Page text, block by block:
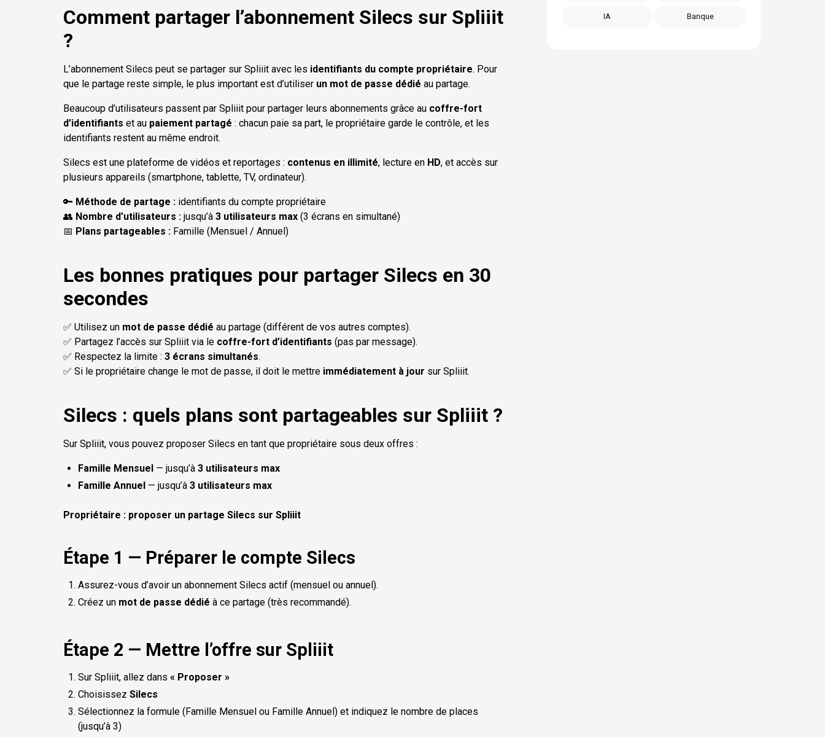
Comment partager l’abonnement Silecs sur Spliiit
?
L’abonnement Silecs peut se partager sur Spliiit avec les identifiants du compte propriétaire. Pour
que le partage reste simple, le plus important est d’utiliser un mot de passe dédié au partage.
Beaucoup d’utilisateurs passent par Spliiit pour partager leurs abonnements grâce au coffre-fort
d’identifiants et au paiement partagé : chacun paie sa part, le propriétaire garde le contrôle, et les
identifiants restent au même endroit.
Silecs est une plateforme de vidéos et reportages : contenus en illimité, lecture en HD, et accès sur
plusieurs appareils (smartphone, tablette, TV, ordinateur).
🔑 Méthode de partage : identifiants du compte propriétaire
👥 Nombre d’utilisateurs : jusqu’à 3 utilisateurs max (3 écrans en simultané)
📅 Plans partageables : Famille (Mensuel / Annuel)
Les bonnes pratiques pour partager Silecs en 30
secondes
✅ Utilisez un mot de passe dédié au partage (différent de vos autres comptes).
✅ Partagez l’accès sur Spliiit via le coffre-fort d’identifiants (pas par message).
✅ Respectez la limite : 3 écrans simultanés.
✅ Si le propriétaire change le mot de passe, il doit le mettre immédiatement à jour sur Spliiit.
Silecs : quels plans sont partageables sur Spliiit ?
Sur Spliiit, vous pouvez proposer Silecs en tant que propriétaire sous deux offres :
Famille Mensuel — jusqu’à 3 utilisateurs max
Famille Annuel — jusqu’à 3 utilisateurs max
Propriétaire : proposer un partage Silecs sur Spliiit
Étape 1 — Préparer le compte Silecs
Assurez-vous d’avoir un abonnement Silecs actif (mensuel ou annuel).
Créez un mot de passe dédié à ce partage (très recommandé).
Étape 2 — Mettre l’offre sur Spliiit
Sur Spliiit, allez dans « Proposer »
Choisissez Silecs
Sélectionnez la formule (Famille Mensuel ou Famille Annuel) et indiquez le nombre de places
(jusqu’à 3)
IA Banque